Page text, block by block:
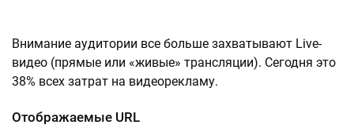
Внимание аудитории все больше захватывают Live-
видео (прямые или «живые» трансляции). Сегодня это
38% всех затрат на видеорекламу.
Отображаемые URL